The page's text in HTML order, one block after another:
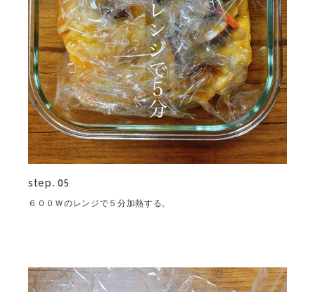
step. 05
６００Ｗのレンジで５分加熱する。